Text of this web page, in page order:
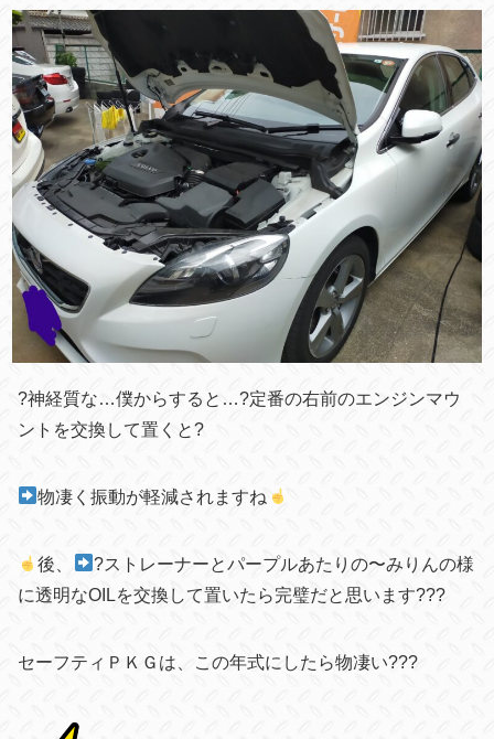
?神経質な…僕からすると…?定番の右前のエンジンマウ
ントを交換して置くと?
物凄く振動が軽減されますね
後、
?ストレーナーとパープルあたりの〜みりんの様
に透明なOILを交換して置いたら完璧だと思います???
セーフティＰＫＧは、この年式にしたら物凄い???